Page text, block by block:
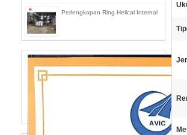
Perlengkapan Ring Helical Internal